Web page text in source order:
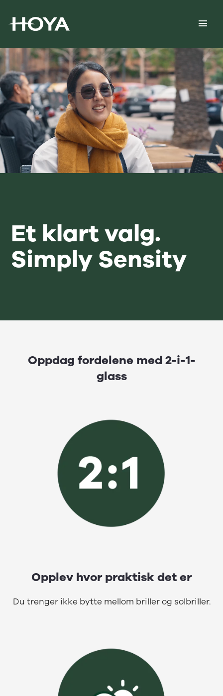
Et klart valg.
Simply Sensity
Oppdag fordelene med 2-i-1-
glass
Opplev hvor praktisk det er
Du trenger ikke bytte mellom briller og solbriller.